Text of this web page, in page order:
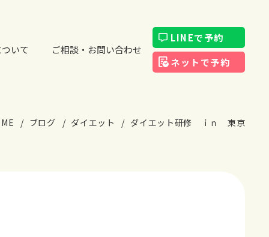
いて ご相談・お問い合わせ
LINEで予約
ネットで予約
ブログ ダイエット ダイエット研修 ｉｎ 東京